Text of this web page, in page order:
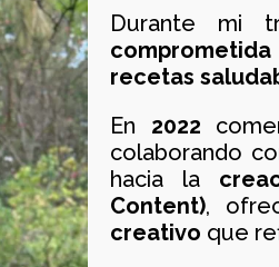
Durante mi
recetas
En 2022
colaborando
hacia la
Content),
creativo que